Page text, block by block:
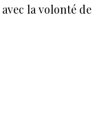
la volonté de